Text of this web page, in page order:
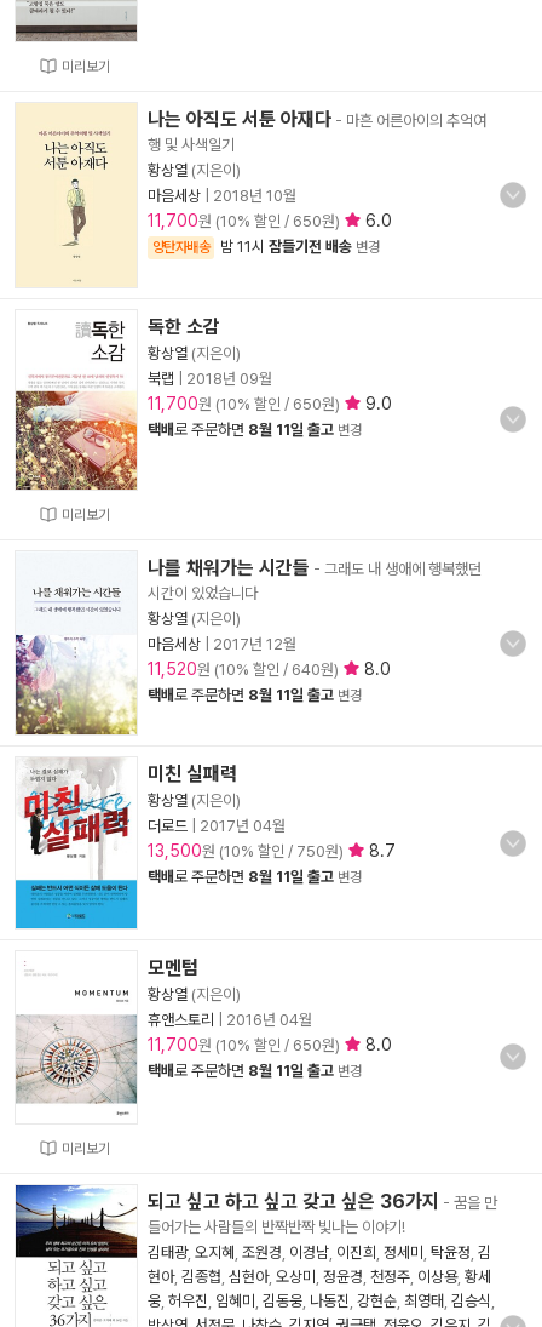
미리보기
나는 아직도 서툰 아재다 - 마흔 어른아이의 추억여
행 및 사색일기
황상열 (지은이)
마음세상
2018년 10월
11,700원 (10% 할인 / 650원) 6.0
양탄자배송 밤 11시 잠들기전 배송 변경
미리보기
독한 소감
황상열 (지은이)
북랩
2018년 09월
11,700원 (10% 할인 / 650원) 9.0
택배로 주문하면 8월 11일 출고 변경
나를 채워가는 시간들 - 그래도 내 생애에 행복했던
시간이 있었습니다
황상열 (지은이)
마음세상
2017년 12월
11,520원 (10% 할인 / 640원) 8.0
택배로 주문하면 8월 11일 출고 변경
미친 실패력
황상열 (지은이)
더로드
2017년 04월
13,500원 (10% 할인 / 750원) 8.7
택배로 주문하면 8월 11일 출고 변경
미리보기
모멘텀
황상열 (지은이)
휴앤스토리
2016년 04월
11,700원 (10% 할인 / 650원) 8.0
택배로 주문하면 8월 11일 출고 변경
되고 싶고 하고 싶고 갖고 싶은 36가지 - 꿈을 만
들어가는 사람들의 반짝반짝 빛나는 이야기!
김태광, 오지혜 조원경 이경남 이진희 정세미 탁윤정 김
현아, 김종협 심현아, 오상미 정윤경 천정주 이상용, 황세
웅 허우진 임혜미 김동웅 나동진 강현순 최영태 김승식